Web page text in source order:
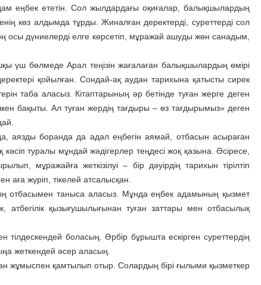
еңбек ететін. Сол жылдардағы оқиғалар, балықшылардың
көз алдымда тұрды. Жиналған деректерді, суреттерді сол
осы дүниелерді елге көрсетіп, мұражай ашуды жөн санадым,
үш бөлмеде Арал теңізін жағалаған балықшылардың өмірі
қойылған. Сондай-ақ аудан тарихына қатысты сирек
таба аласыз. Кітаптарының әр бетінде туған жерге деген
бақыты. Ал туған жердің тағдыры – өз тағдырымыз» деген
да, аязды боранда да адал еңбегін аямай, отбасын асыраған
туралы мұндай жәдігерлер теңдесі жоқ қазына. Әсіресе,
мұражайға жеткізілуі – бір дәуірдің тарихын тірілтіп
аға жүріп, тікелей атсалысқан.
отбасымен таныса аласыз. Мұнда еңбек адамының қызмет
қызығушылығынан туған заттары мен отбасылық
боласың. Әрбір бұрышта ескірген суреттердің
жеткендей әсер аласың.
жұмыспен қамтылып отыр. Солардың бірі ғылыми қызметкер